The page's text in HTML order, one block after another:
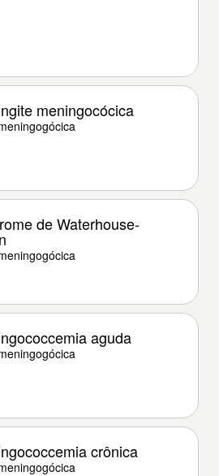
meningocócica
de Waterhouse-
aguda
crônica